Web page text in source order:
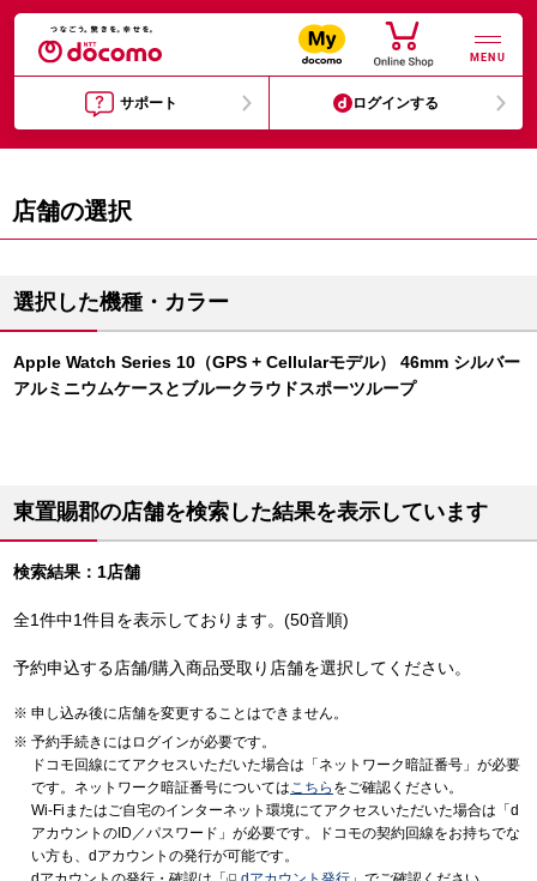
MENU
サポート ログインする
店舗の選択
選択した機種・カラー
Apple Watch Series 10（GPS + Cellularモデル） 46mm シルバー
アルミニウムケースとブルークラウドスポーツループ
東置賜郡の店舗を検索した結果を表示しています
検索結果：1店舗
全1件中1件目を表示しております。(50音順)
予約申込する店舗/購入商品受取り店舗を選択してください。
申し込み後に店舗を変更することはできません。
予約手続きにはログインが必要です。
ドコモ回線にてアクセスいただいた場合は「ネットワーク暗証番号」が必要
です。ネットワーク暗証番号についてはこちら をご確認ください。
Wi-Fiまたはご自宅のインターネット環境にてアクセスいただいた場合は「d
アカウントのID／パスワード」が必要です。ドコモの契約回線をお持ちでな
い方も、dアカウントの発行が可能です。